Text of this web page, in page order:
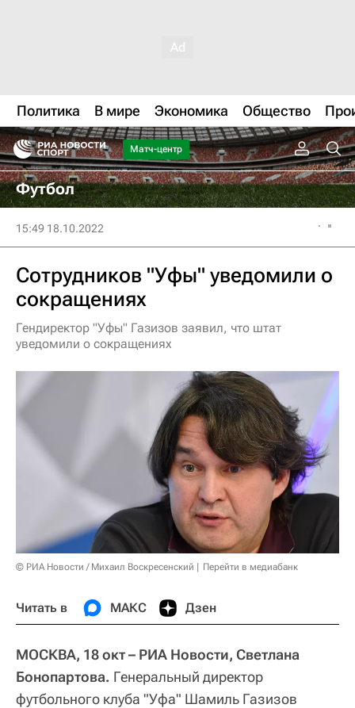
Политика В мире Экономика Общество
Матч-центр
Футбол
15:49 18.10.2022
Сотрудников "Уфы" уведомили о
сокращениях
Гендиректор "Уфы" Газизов заявил, что штат
уведомили о сокращениях
© РИА Новости / Михаил Воскресенский Перейти в медиабанк
Читать в МАКС Дзен
МОСКВА, 18 окт – РИА Новости, Светлана
Бонопартова. Генеральный директор
футбольного клуба "Уфа" Шамиль Газизов